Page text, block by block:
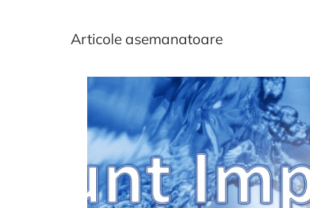
Articole asemanatoare